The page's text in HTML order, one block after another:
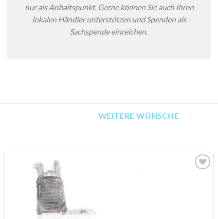
nur als Anhaltspunkt. Gerne können Sie auch Ihren
lokalen Händler unterstützen und Spenden als
Sachspende einreichen.
WEITERE WÜNSCHE